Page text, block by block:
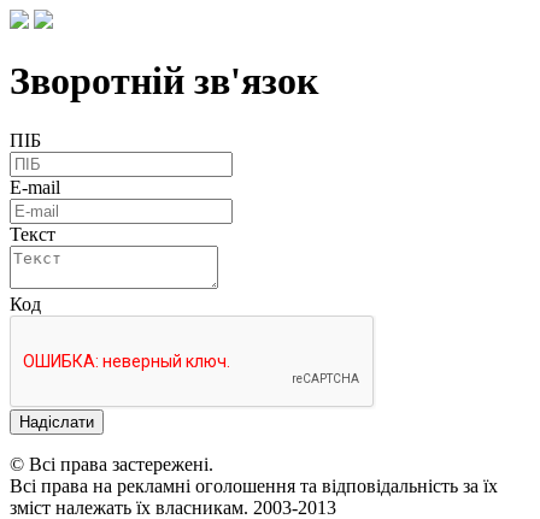
Зворотній зв'язок
ПІБ
E-mail
Текст
Код
Надіслати
© Всі права застережені.
Всі права на рекламні оголошення та відповідальність за їх
зміст належать їх власникам. 2003-2013